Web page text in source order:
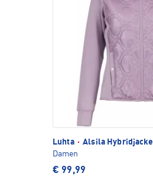
Luhta · Alsila Hybridjacke
Damen
€ 99,99